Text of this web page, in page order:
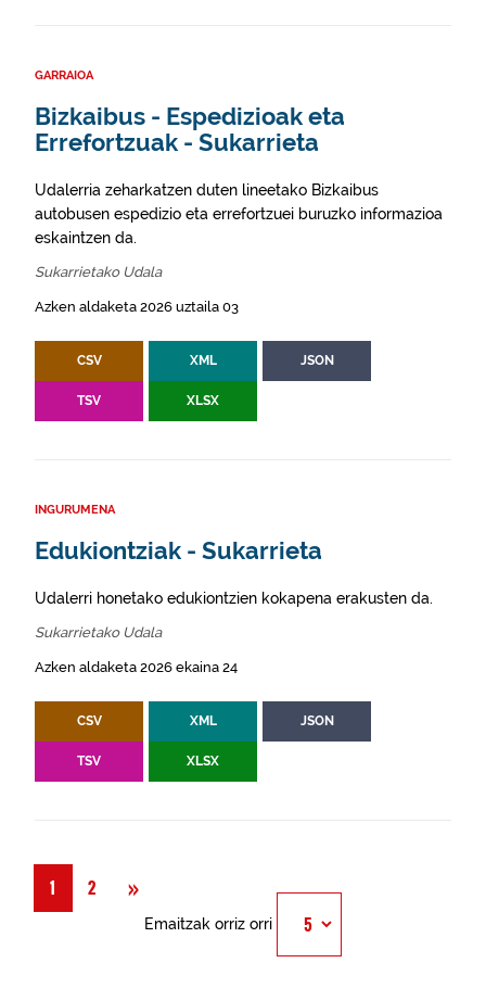
GARRAIOA
Bizkaibus - Espedizioak eta
Errefortzuak - Sukarrieta
Udalerria zeharkatzen duten lineetako Bizkaibus
autobusen espedizio eta errefortzuei buruzko informazioa
eskaintzen da.
Sukarrietako Udala
Azken aldaketa 2026 uztaila 03
CSV XML JSON
TSV XLSX
INGURUMENA
Edukiontziak - Sukarrieta
Udalerri honetako edukiontzien kokapena erakusten da.
Sukarrietako Udala
Azken aldaketa 2026 ekaina 24
CSV XML JSON
TSV XLSX
1 2 »
Emaitzak orriz orri